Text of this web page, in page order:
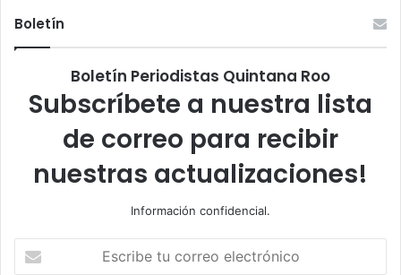
Boletín
Boletín Periodistas Quintana Roo
Subscríbete a nuestra lista
de correo para recibir
nuestras actualizaciones!
Información confidencial.